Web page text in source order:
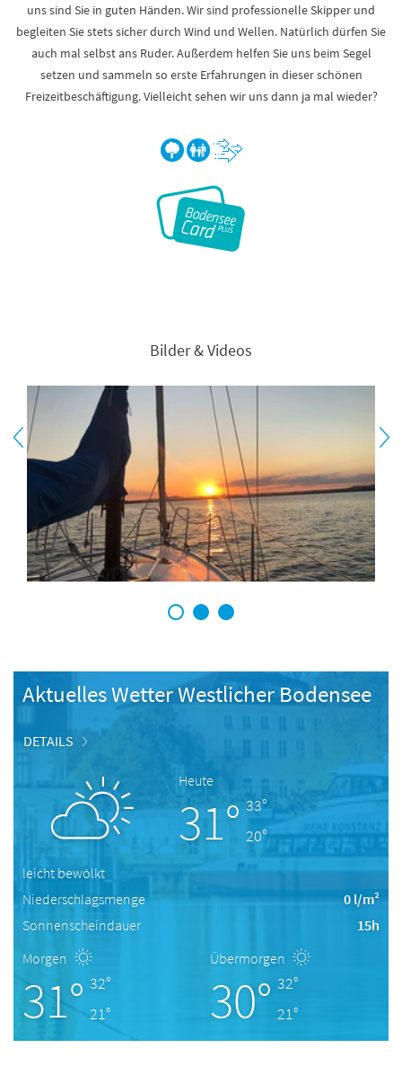
uns sind Sie in guten Händen. Wir sind professionelle Skipper und
begleiten Sie stets sicher durch Wind und Wellen. Natürlich dürfen Sie
auch mal selbst ans Ruder. Außerdem helfen Sie uns beim Segel
setzen und sammeln so erste Erfahrungen in dieser schönen
Freizeitbeschäftigung. Vielleicht sehen wir uns dann ja mal wieder?
Bilder & Videos
1 2 3
Aktuelles Wetter Westlicher Bodensee
DETAILS
Heute
31° 33°
20°
leicht bewölkt
Niederschlagsmenge
0 l/m²
Sonnenscheindauer
15h
Morgen
31° 32°
21°
Übermorgen
30° 32°
21°